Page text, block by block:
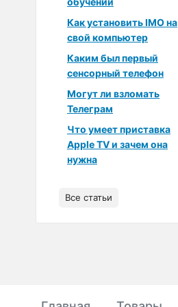
Как установить IMO на
свой компьютер
Каким был первый
сенсорный телефон
Могут ли взломать
Телеграм
Что умеет приставка
Apple TV и зачем она
нужна
Все статьи